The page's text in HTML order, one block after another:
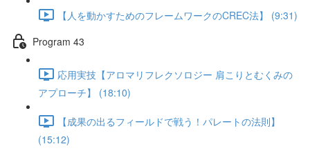
【人を動かすためのフレームワークのCREC法】 (9:31)
Program 43
応用実技【アロマリフレクソロジー 肩こりとむくみの
アプローチ】 (18:10)
【成果の出るフィールドで戦う！パレートの法則】
(15:12)